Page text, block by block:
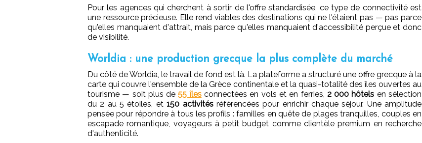
Pour les agences qui cherchent à sortir de l'offre standardisée, ce type de connectivité est
une ressource précieuse. Elle rend viables des destinations qui ne l'étaient pas — pas parce
qu'elles manquaient d'attrait, mais parce qu'elles manquaient d'accessibilité perçue et donc
de visibilité.
Worldia : une production grecque la plus complète du marché
Du côté de Worldia, le travail de fond est là. La plateforme a structuré une offre grecque à la
carte qui couvre l'ensemble de la Grèce continentale et la quasi-totalité des îles ouvertes au
tourisme — soit plus de55 îlesconnectées en vols et en ferries, 2 000 hôtels en sélection
du 2 au 5 étoiles, et150 activitésréférencées pour enrichir chaque séjour. Une amplitude
pensée pour répondre à tous les profils : familles en quête de plages tranquilles, couples en
escapade romantique, voyageurs à petit budget comme clientèle premium en recherche
d'authenticité.